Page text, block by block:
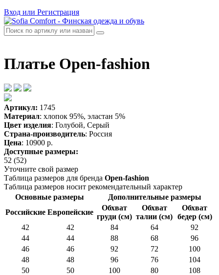
Вход или Регистрация
Платье Open-fashion
Артикул: 1745
Материал: хлопок 95%, эластан 5%
Цвет изделия: Голубой, Серый
Страна-производитель: Россия
Цена: 10900 р.
Доступные размеры:
52 (52)
Уточните свой размер
Таблица размеров для бренда Open-fashion
Таблица размеров носит рекомендательный характер
Основные размеры
Дополнительные размеры
Российские Европейские
Обхват
груди (см)
Обхват
талии (см)
Обхват
бедер (см)
42
42 84 64
92
44
44 88 68
96
46
46 92 72
100
48
48 96 76
104
50
50 100 80
108